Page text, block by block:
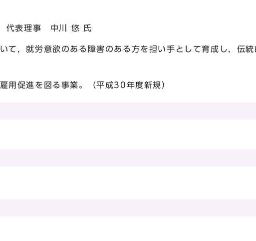
表理事 中川 悠 氏
労意欲のある障害のある方を担い手として育成し，伝統
進を図る事業。（平成30年度新規）